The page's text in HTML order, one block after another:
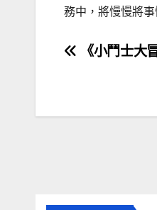
務中，將慢慢將事
文
導
《小鬥士大